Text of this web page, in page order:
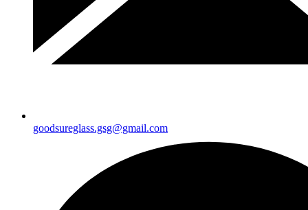
goodsureglass.gsg@gmail.com